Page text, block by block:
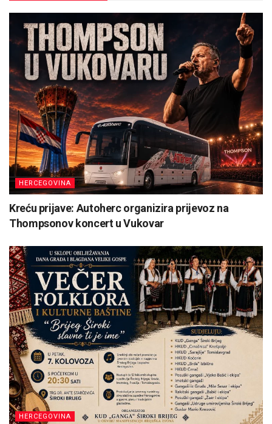
HERCEGOVINA
Kreću prijave: Autoherc organizira prijevoz na
Thompsonov koncert u Vukovar
HERCEGOVINA